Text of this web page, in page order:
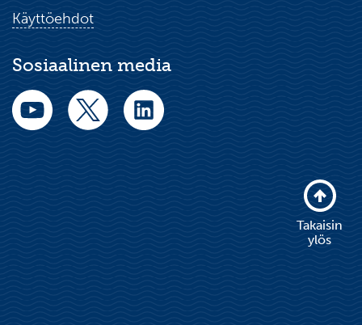
Käyttöehdot
Sosiaalinen media
Takaisin
ylös